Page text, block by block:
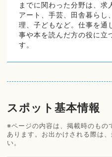
までに関わった分野は、求
アート、手芸、田舎暮らし
理、子どもなど。仕事を通
事や本を読んだ方の役に立
す。
スポット基本情報
※ページの内容は、掲載時のもの
あります。お出かけされる際は
い。